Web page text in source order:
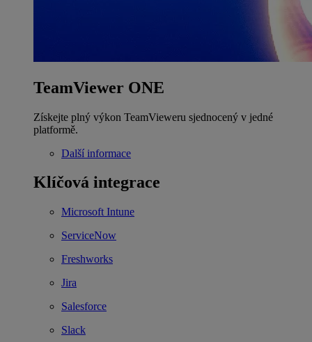
TeamViewer ONE
Získejte plný výkon TeamVieweru sjednocený v jedné
platformě.
Další informace
Klíčová integrace
Microsoft Intune
ServiceNow
Freshworks
Jira
Salesforce
Slack